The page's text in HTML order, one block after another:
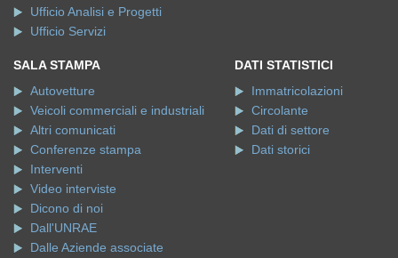
Ufficio Analisi e Progetti
Ufficio Servizi
SALA STAMPA
Autovetture
Veicoli commerciali e industriali
Altri comunicati
Conferenze stampa
Interventi
Video interviste
Dicono di noi
Dall'UNRAE
Dalle Aziende associate
DATI STATISTICI
Immatricolazioni
Circolante
Dati di settore
Dati storici